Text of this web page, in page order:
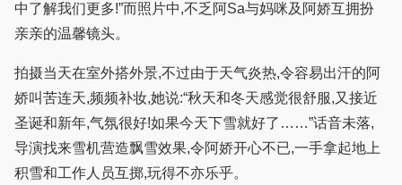
中了解我们更多!”而照片中,不乏阿Sa与妈咪及阿娇互拥扮
亲亲的温馨镜头。
拍摄当天在室外搭外景,不过由于天气炎热,令容易出汗的阿
娇叫苦连天,频频补妆,她说:“秋天和冬天感觉很舒服,又接近
圣诞和新年,气氛很好!如果今天下雪就好了……”话音未落,
导演找来雪机营造飘雪效果,令阿娇开心不已,一手拿起地上
积雪和工作人员互掷,玩得不亦乐乎。